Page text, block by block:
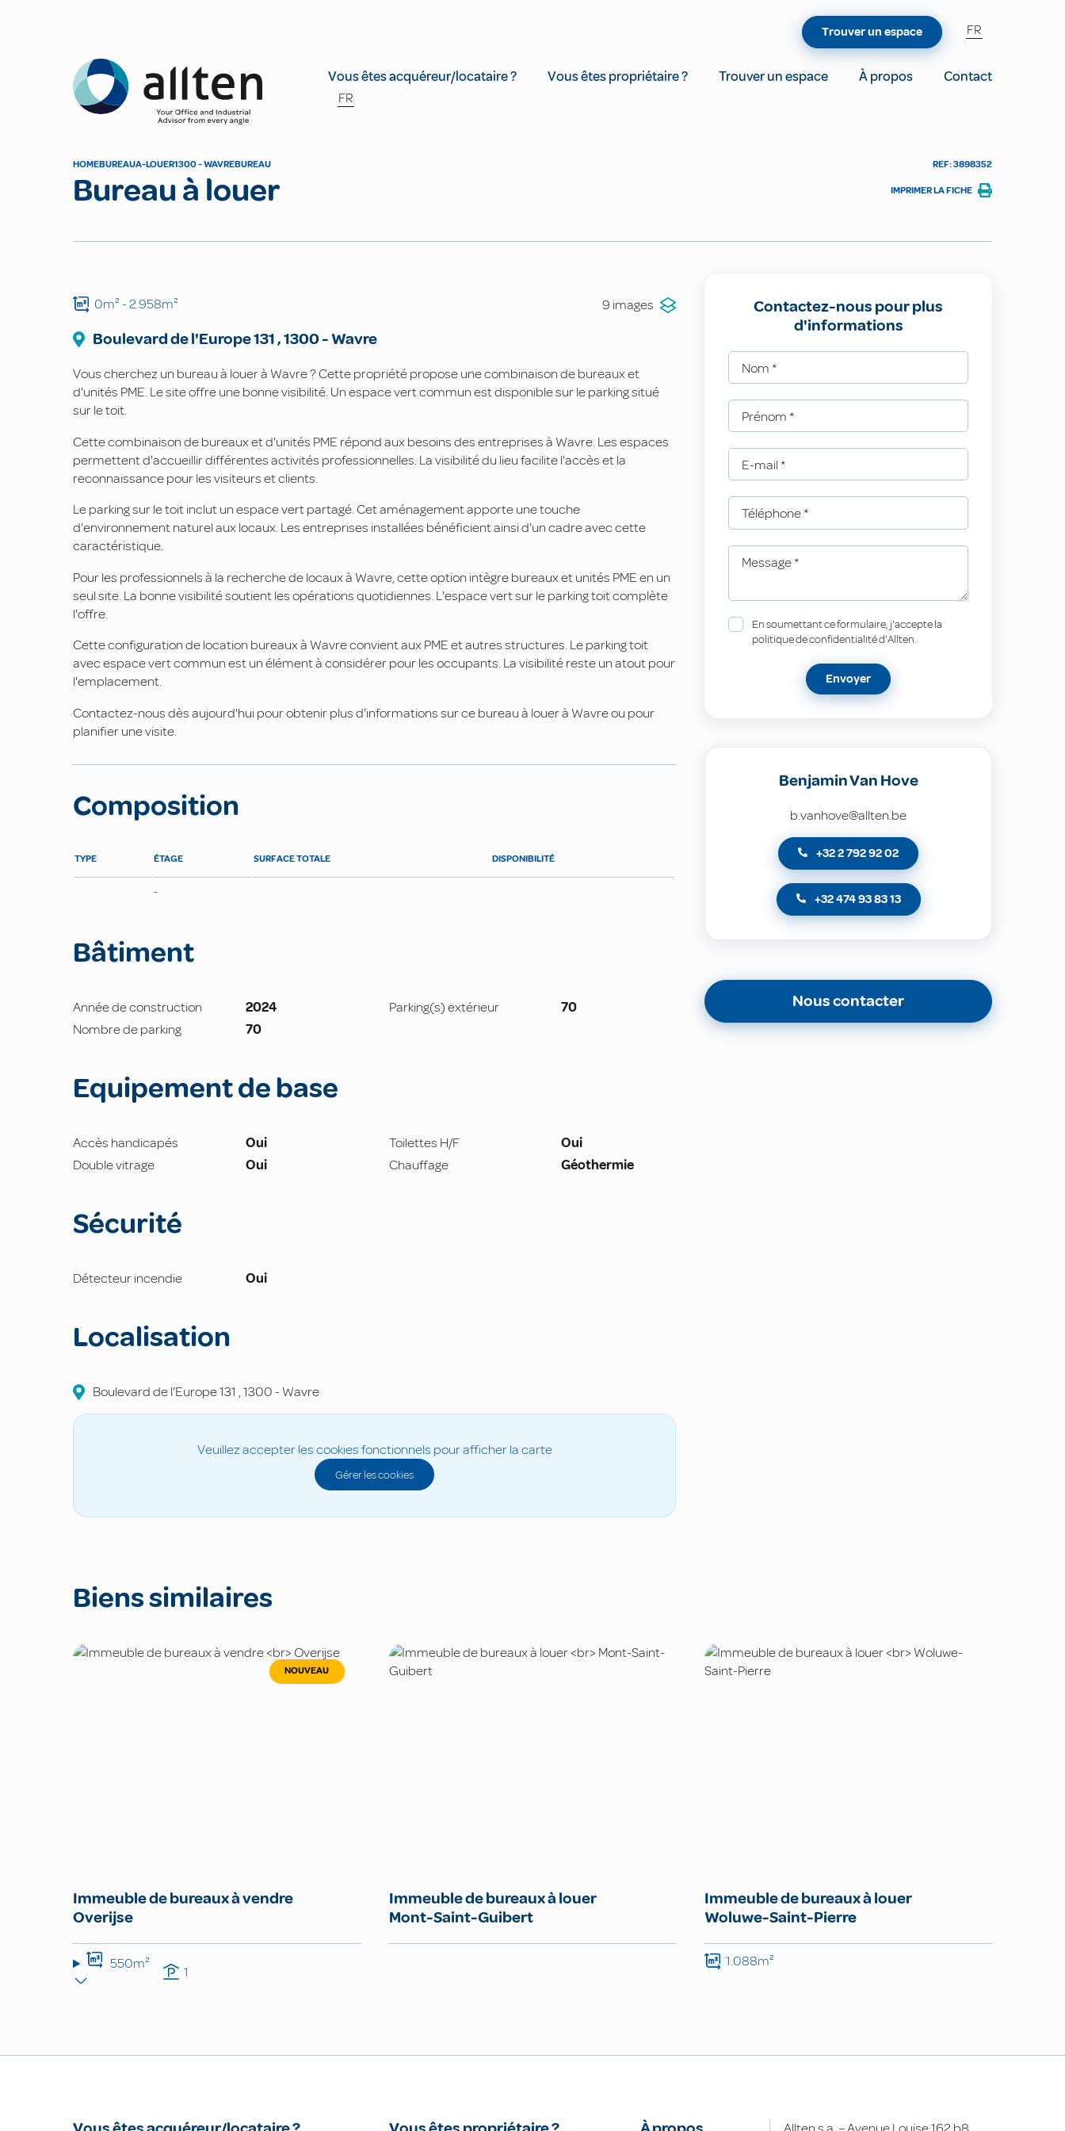
Allten
Vous êtes acquéreur/locataire ? Vous êtes propriétaire ? Trouver un espace À propos
Contact
FR
Trouver un espace FR
HOMEBUREAUA-LOUER1300 - WAVREBUREAU
Bureau à louer
REF: 3898352
IMPRIMER LA FICHE
0m²- 2.958m² 9 images
Boulevard de l'Europe131,1300- Wavre
Vous cherchez un bureau à louer à Wavre ? Cette propriété propose une combinaison de bureaux et
d'unités PME. Le site offre une bonne visibilité. Un espace vert commun est disponible sur le parking situé
sur le toit.
Cette combinaison de bureaux et d'unités PME répond aux besoins des entreprises à Wavre. Les espaces
permettent d'accueillir différentes activités professionnelles. La visibilité du lieu facilite l'accès et la
reconnaissance pour les visiteurs et clients.
Le parking sur le toit inclut un espace vert partagé. Cet aménagement apporte une touche
d'environnement naturel aux locaux. Les entreprises installées bénéficient ainsi d'un cadre avec cette
caractéristique.
Pour les professionnels à la recherche de locaux à Wavre, cette option intègre bureaux et unités PME en un
seul site. La bonne visibilité soutient les opérations quotidiennes. L'espace vert sur le parking toit complète
l'offre.
Cette configuration de location bureaux à Wavre convient aux PME et autres structures. Le parking toit
avec espace vert commun est un élément à considérer pour les occupants. La visibilité reste un atout pour
l'emplacement.
Contactez-nous dès aujourd'hui pour obtenir plus d'informations sur ce bureau à louer à Wavre ou pour
planifier une visite.
Composition
TYPE ÉTAGE SURFACE TOTALE DISPONIBILITÉ
-
Bâtiment
Année de construction 2024 Parking(s) extérieur
70
Nombre de parking
70
Equipement de base
Accès handicapés Oui Toilettes H/F
Oui
Double vitrage
Oui Chauffage Géothermie
Sécurité
Détecteur incendie Oui
Localisation
Boulevard de l'Europe131 ,1300-Wavre
Veuillez accepter les cookies fonctionnels pour afficher la carte
Gérer les cookies
Contactez-nous pour plus
d'informations
Nom *
Prénom *
E-mail *
Téléphone*
Message*
En soumettant ce formulaire, j'accepte la
politique de confidentialité d'Allten.
Envoyer
Benjamin Van Hove
b.vanhove@allten.be
+32 2 792 92 02
+32 474 93 83 13
Nous contacter
Biens similaires
NOUVEAU
Immeuble de bureaux à vendre
Overijse
550m² 1
Immeuble de bureaux à louer
Mont-Saint-Guibert
Immeuble de bureaux à louer
Woluwe-Saint-Pierre
1.088m²